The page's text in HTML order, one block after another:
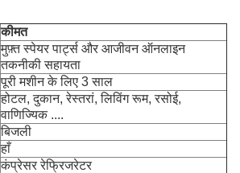
कीमत
मुफ़्त स्पेयर पार्ट्स और आजीवन ऑनलाइन
तकनीकी सहायता
पूरी मशीन के लिए 3 साल
होटल, दुकान, रेस्तरां, लिविंग रूम, रसोई,
वाणिज्यिक ....
बिजली
हाँ
कंप्रेसर रेफ्रिजरेटर